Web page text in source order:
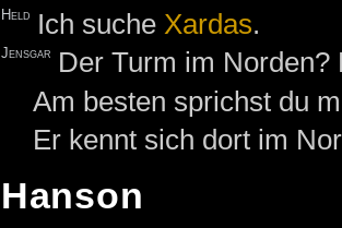
Held Ich sucheXardas.
Jensgar
Der Turm im
Am besten sprichst du
Er kennt sich dort im
Hanson